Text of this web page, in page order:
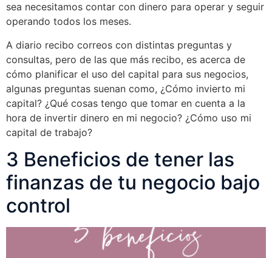
sea necesitamos contar con dinero para operar y seguir
operando todos los meses.
A diario recibo correos con distintas preguntas y
consultas, pero de las que más recibo, es acerca de
cómo planificar el uso del capital para sus negocios,
algunas preguntas suenan como, ¿Cómo invierto mi
capital? ¿Qué cosas tengo que tomar en cuenta a la
hora de invertir dinero en mi negocio? ¿Cómo uso mi
capital de trabajo?
3 Beneficios de tener las
finanzas de tu negocio bajo
control